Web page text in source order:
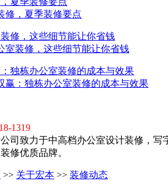
修，夏季装修要点
室装修，这些细节能让你省钱
赢：独栋办公室装修的成本与效果
1319
司致力于中高档办公室设计装修，
修优质品牌。
>> 关于宏本 >> 装修动态